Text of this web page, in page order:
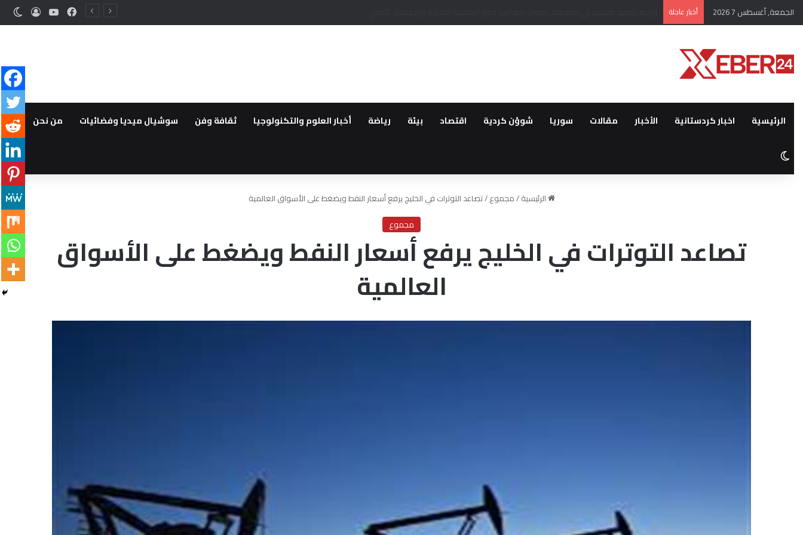
الجمعة, أغسطس 7 2026 أخبار عاجلة فيسبوك‫YouTube
تسجيل
الرئيسية اخبار كردستانية الأخبار مقالات سوريا شوؤن كردية اقتصاد بيئة رياضة أخبار العلوم والتكنولوجيا ثقافة وفن سوشيال ميديا وفضائيات من نحن
الوضع المظلم
الرئيسية/مجموع/تصاعد التوترات في الخليج يرفع أسعار النفط ويضغط على الأسواق العالمية
مجموع
تصاعد التوترات في الخليج يرفع أسعار النفط ويضغط على الأسواق
العالمية